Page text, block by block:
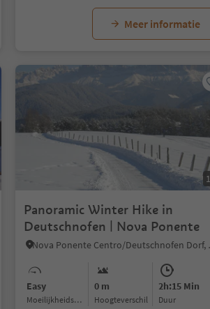
Meer informatie
Panoramic Winter Hike in
Deutschnofen | Nova Ponente
Nova
Easy
Moeilijkheidsgraad
0 m
Hoogteverschil
2h:15 Min
Duur